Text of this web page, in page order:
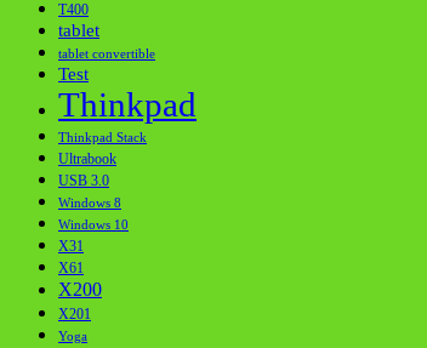
T400
tablet
tablet convertible
Test
Thinkpad
Thinkpad Stack
Ultrabook
USB 3.0
Windows 8
Windows 10
X31
X61
X200
X201
Yoga